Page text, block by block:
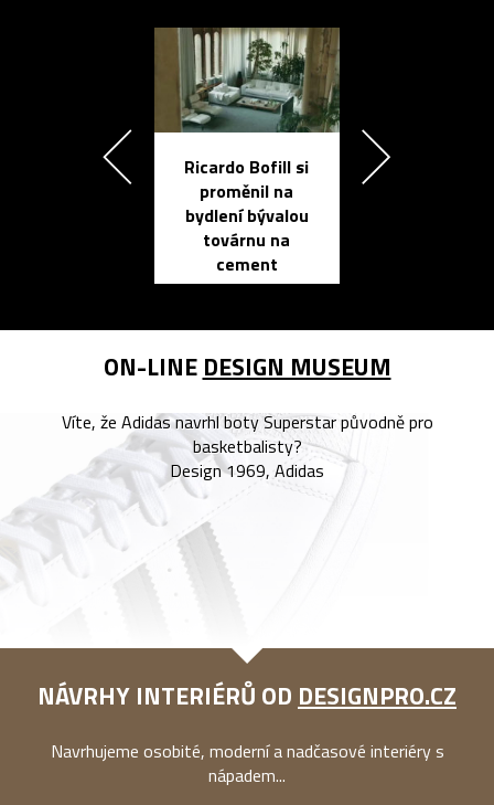
Ricardo Bofill si
proměnil na
bydlení bývalou
továrnu na
cement
ON-LINE DESIGN MUSEUM
Víte, že Adidas navrhl boty Superstar původně pro
basketbalisty?
Design 1969, Adidas
NÁVRHY INTERIÉRŮ OD DESIGNPRO.CZ
Navrhujeme osobité, moderní a nadčasové interiéry s
nápadem...